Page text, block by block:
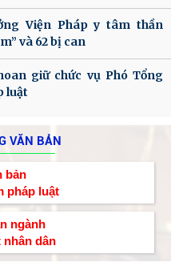
Viện Pháp y tâm thần
và 62 bị can
giữ chức vụ Phó Tổng
luật
VĂN BẢN
bản
pháp luật
ngành
nhân dân